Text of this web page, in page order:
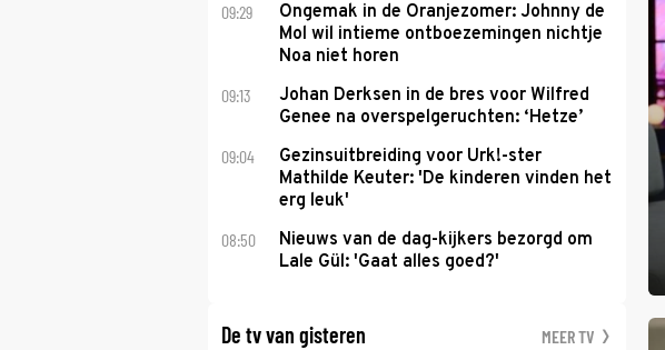
09:29
Ongemak in de Oranjezomer: Johnny de
Mol wil intieme ontboezemingen nichtje
Noa niet horen
09:13
Johan Derksen in de bres voor Wilfred
Genee na overspelgeruchten: ‘Hetze’
09:04
Gezinsuitbreiding voor Urk!-ster
Mathilde Keuter: 'De kinderen vinden het
erg leuk'
08:50
Nieuws van de dag-kijkers bezorgd om
Lale Gül: 'Gaat alles goed?'
De tv van gisteren MEER TV